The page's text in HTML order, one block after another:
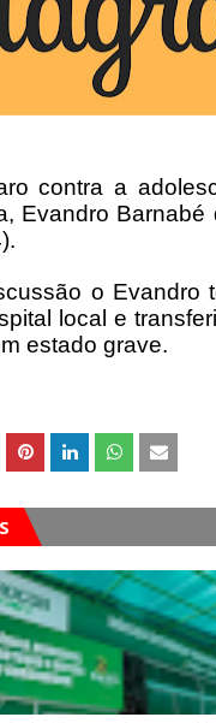
contra a
Evandro
o Evandro
local e
estado grave.